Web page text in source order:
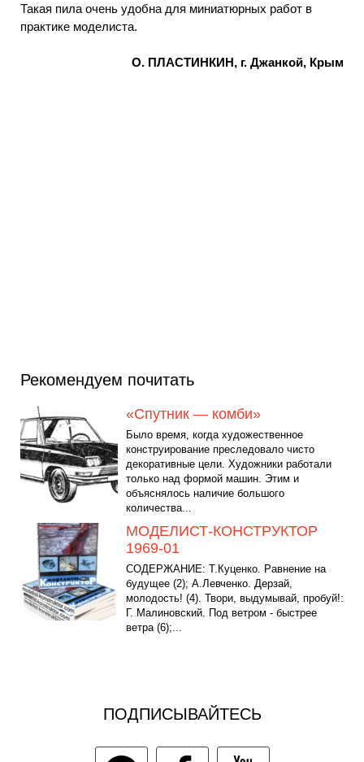
Такая пила очень удобна для миниатюрных работ в
практике моделиста.
О. ПЛАСТИНКИН, г. Джанкой, Крым
Рекомендуем почитать
«Спутник — комби»
Было время, когда художественное
конструирование преследовало чисто
декоративные цели. Художники работали
только над формой машин. Этим и
объяснялось наличие большого
количества...
МОДЕЛИСТ-КОНСТРУКТОР
1969-01
СОДЕРЖАНИЕ: Т.Куценко. Равнение на
будущее (2); А.Левченко. Дерзай,
молодость! (4). Твори, выдумывай, пробуй!:
Г. Малиновский. Под ветром - быстрее
ветра (6);...
ПОДПИСЫВАЙТЕСЬ